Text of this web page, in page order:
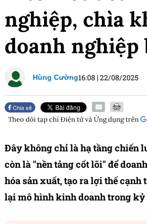
nghiệp, chìa
doanh nghiệp
Hùng Cường16:08 |22/08/2025
Chia sẻ
Theo dõi tạp chíĐiện tử và Ứng dụngtrên
Đây không chỉ là hạ tầng chiến
còn là "nền tảng cốt lõi" để
hóa sản xuất, tạo ra lợi thế
lại mô hình kinh doanh trong